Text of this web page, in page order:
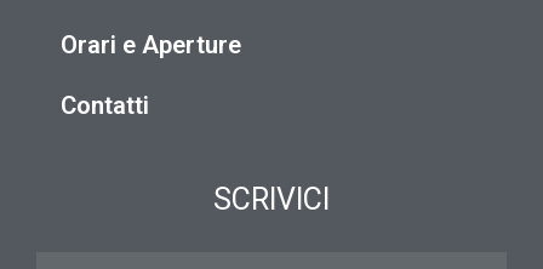
Orari e Aperture
Contatti
SCRIVICI